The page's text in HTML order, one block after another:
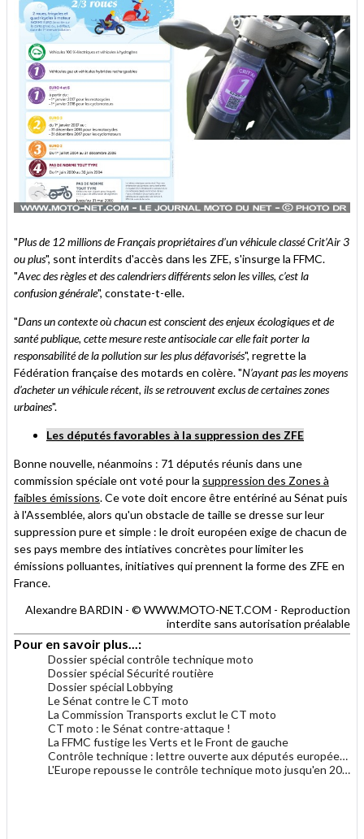
"Plus de 12 millions de Français propriétaires d’un véhicule classé Crit’Air 3
ou plus", sont interdits d'accès dans les ZFE, s'insurge la FFMC.
"Avec des règles et des calendriers différents selon les villes, c’est la
confusion générale", constate-t-elle.
"Dans un contexte où chacun est conscient des enjeux écologiques et de
santé publique, cette mesure reste antisociale car elle fait porter la
responsabilité de la pollution sur les plus défavorisés", regrette la
Fédération française des motards en colère. "N’ayant pas les moyens
d’acheter un véhicule récent, ils se retrouvent exclus de certaines zones
urbaines".
Les députés favorables à la suppression des ZFE
Bonne nouvelle, néanmoins : 71 députés réunis dans une
commission spéciale ont voté pour la suppression des Zones à
faibles émissions. Ce vote doit encore être entériné au Sénat puis
à l'Assemblée, alors qu'un obstacle de taille se dresse sur leur
suppression pure et simple : le droit européen exige de chacun de
ses pays membre des intiatives concrètes pour limiter les
émissions polluantes, initiatives qui prennent la forme des ZFE en
France.
Alexandre BARDIN - © WWW.MOTO-NET.COM - Reproduction
interdite sans autorisation préalable
Pour en savoir plus...:
Dossier spécial contrôle technique moto
Dossier spécial Sécurité routière
Dossier spécial Lobbying
Le Sénat contre le CT moto
La Commission Transports exclut le CT moto
CT moto : le Sénat contre-attaque !
La FFMC fustige les Verts et le Front de gauche
Contrôle technique : lettre ouverte aux députés européens
L'Europe repousse le contrôle technique moto jusqu'en 2022